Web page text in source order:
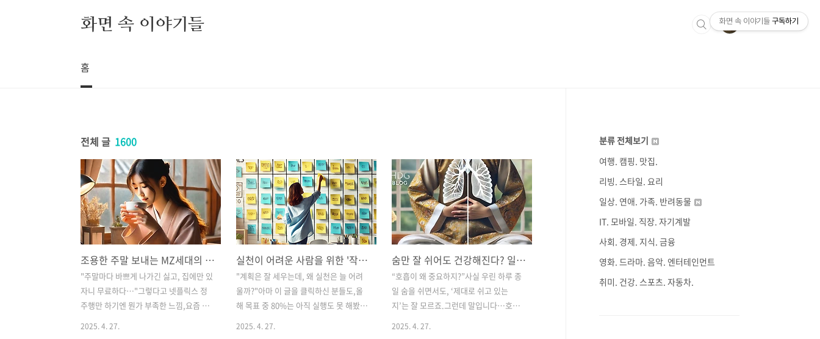
화면 속 이야기들
홈
전체 글 1600
조용한 주말 보내는 MZ세대의 새로운 취미 5가지
"주말마다 바쁘게 나가긴 싫고, 집에만 있
자니 무료하다…"그렇다고 넷플릭스 정
주행만 하기엔 뭔가 부족한 느낌,요즘 MZ
2025. 4. 27.
실천이 어려운 사람을 위한 '작은 목표 쪼개기' 기술
"계획은 잘 세우는데, 왜 실천은 늘 어려
울까?"아마 이 글을 클릭하신 분들도,올
해 목표 중 80%는 아직 실행도 못 해봤을
2025. 4. 27.
숨만 잘 쉬어도 건강해진다? 일상 속 복식호흡 루틴 만들기
“호흡이 왜 중요하지?”사실 우린 하루 종
일 숨을 쉬면서도, ‘제대로 쉬고 있는
지’는 잘 모르죠.그런데 말입니다…호흡
2025. 4. 27.
분류 전체보기
여행. 캠핑. 맛집.
리빙. 스타일. 요리
일상. 연애. 가족. 반려동물
IT. 모바일. 직장. 자기계발
사회. 경제. 지식. 금융
영화. 드라마. 음악. 엔터테인먼트
취미. 건강. 스포츠. 자동차.
화면 속 이야기들 구독하기